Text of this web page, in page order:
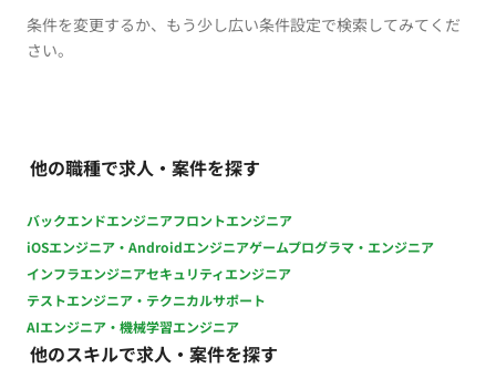
条件を変更するか、もう少し広い条件設定で検索してみてくだ
さい。
他の職種で求人・案件を探す
バックエンドエンジニアフロントエンジニア
iOSエンジニア・Androidエンジニアゲームプログラマ・エンジニア
インフラエンジニアセキュリティエンジニア
テストエンジニア・テクニカルサポート
AIエンジニア・機械学習エンジニア
他のスキルで求人・案件を探す